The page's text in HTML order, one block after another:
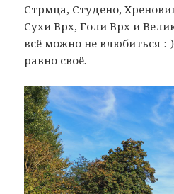
Стрмца, Студено,
Сухи Врх, Голи Врх и
всё можно не влюбиться :-
равно своё.